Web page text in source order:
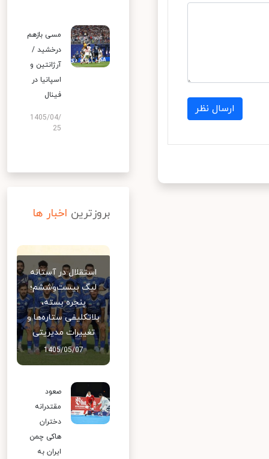
ارسال نظر
مسی بازهم
درخشید /
آرژانتین و
اسپانیا در
فینال
1405/04/
25
بروزترین اخبار ها
استقلال در آستانه
لیگ بیست‌وششم؛
پنجره بسته،
بلاتکلیفی ستاره‌ها و
تغییرات مدیریتی
1405/05/07
صعود
مقتدرانه
دختران
هاکی چمن
ایران به